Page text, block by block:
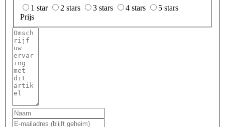
1 star 2 stars 3 stars 4 stars
5 stars
Prijs